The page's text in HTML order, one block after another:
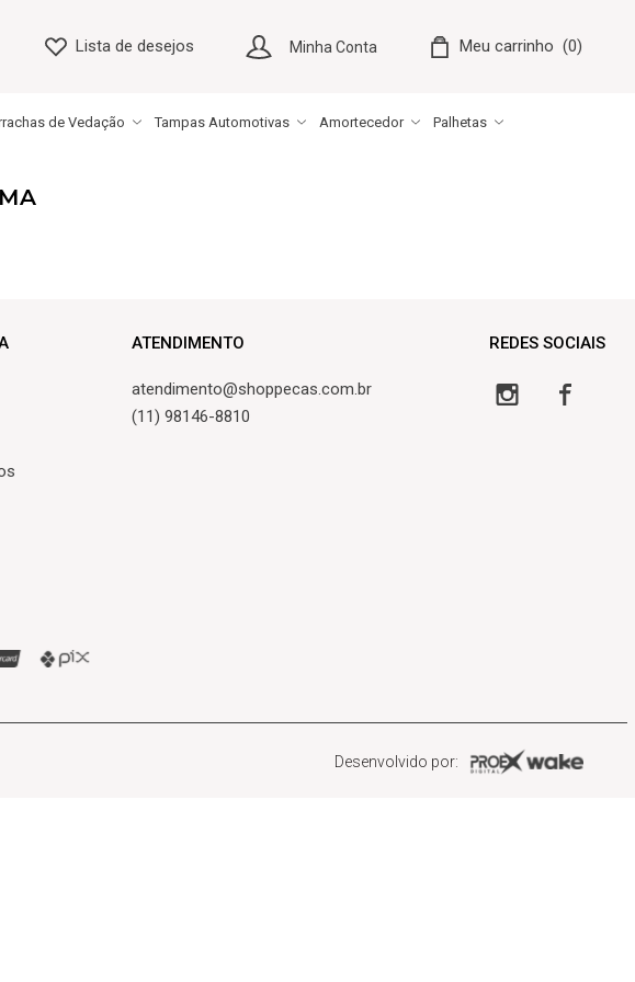
Lista de desejos Minha Conta Meu carrinho 0
de Vedação Tampas Automotivas Amortecedor Palhetas
ATENDIMENTO
atendimento@shoppecas.com.br
(11) 98146-8810
REDES SOCIAIS
Desenvolvido por: